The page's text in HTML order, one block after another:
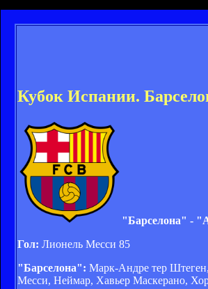
Кубок Испании.
"Барселона" -
Гол: Лионель Месси 85
"Барселона": Марк-Андре тер
Месси, Неймар, Хавьер Маскерано,